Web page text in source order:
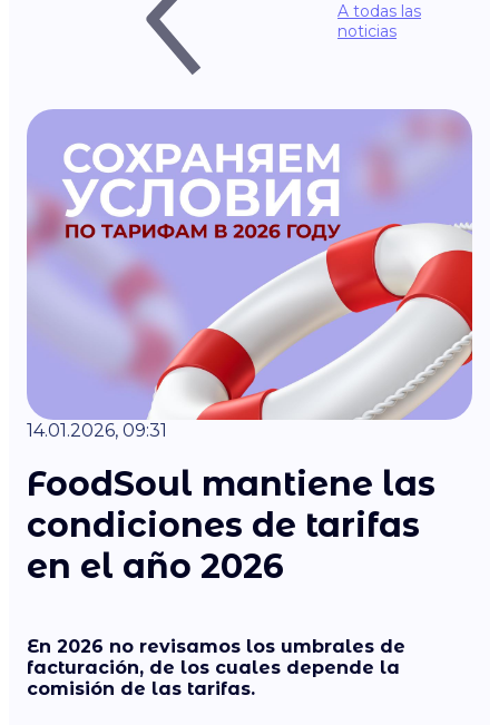
A todas las
noticias
14.01.2026, 09:31
FoodSoul mantiene las
condiciones de tarifas
en el año 2026
En 2026 no revisamos los umbrales de
facturación, de los cuales depende la
comisión de las tarifas.